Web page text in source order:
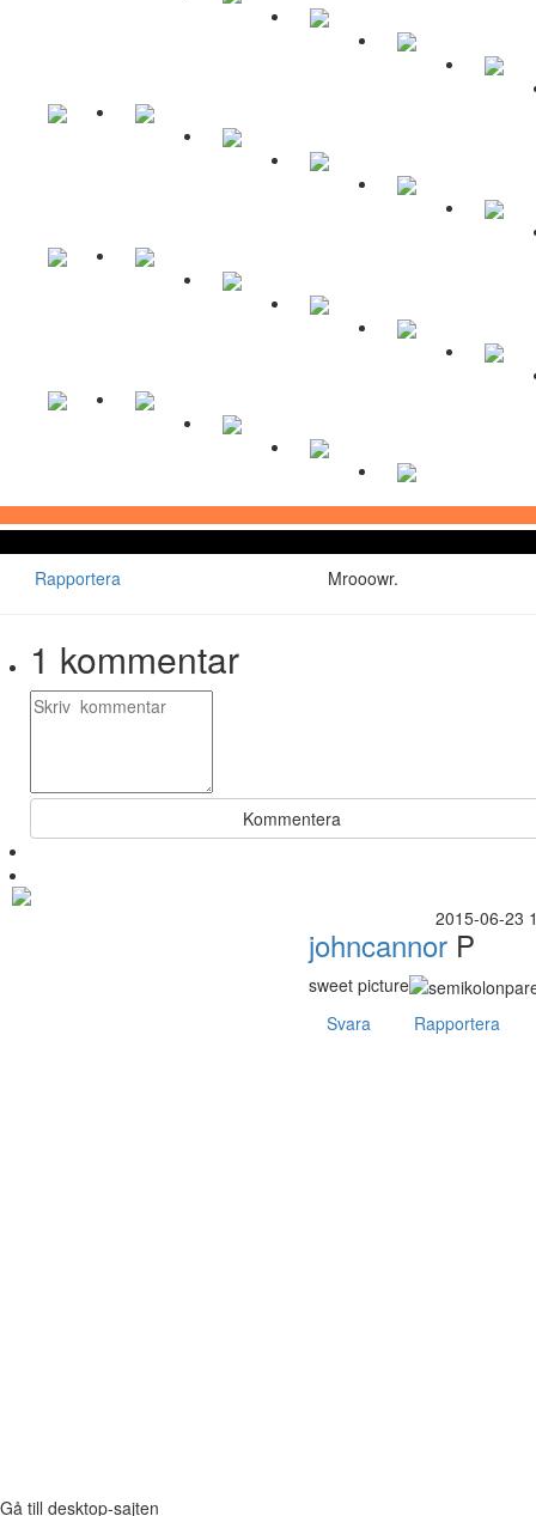
Rapportera Mrooowr.
1 kommentar
Kommentera
2015-06-23
johncannor P
sweet picture
Svara
Rapportera
Gå till desktop-sajten